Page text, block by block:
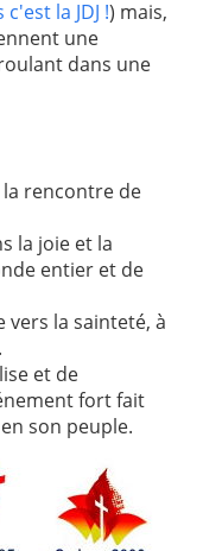
la JDJ !) mais,
une
dans une
rencontre de
la joie et la
entier et de
vers la sainteté, à
et de
fort fait
son peuple.